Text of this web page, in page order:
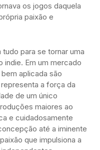
os jogos daquela
paixão e
para se tornar uma
indie. Em um mercado
aplicada são
a força da
de um único
maiores ao
e cuidadosamente
até a iminente
que impulsiona a